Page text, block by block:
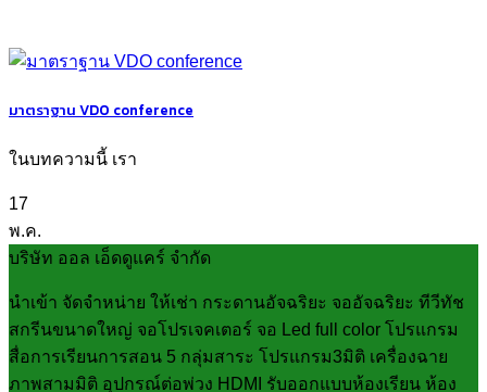
มาตราฐาน VDO conference
ในบทความนี้ เรา
17
พ.ค.
บริษัท ออล เอ็ดดูแคร์ จำกัด
นำเข้า จัดจำหน่าย ให้เช่า กระดานอัจฉริยะ จออัจฉริยะ ทีวีทัช
สกรีนขนาดใหญ่ จอโปรเจคเตอร์ จอ Led full color โปรแกรม
สื่อการเรียนการสอน 5 กลุ่มสาระ โปรแกรม3มิติ เครื่องฉาย
ภาพสามมิติ อุปกรณ์ต่อพ่วง HDMI รับออกแบบห้องเรียน ห้อง